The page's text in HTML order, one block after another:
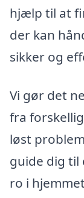
hjælp til at
der kan
sikker og
Vi gør det
fra
løst
guide dig til
ro i